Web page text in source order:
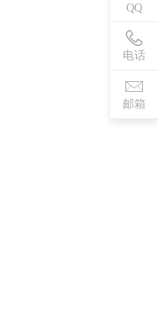
QQ
电话
邮箱